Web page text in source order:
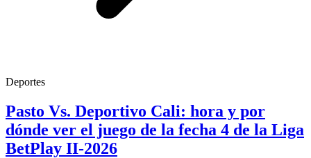
Deportes
Pasto Vs. Deportivo Cali: hora y por
dónde ver el juego de la fecha 4 de la Liga
BetPlay II-2026